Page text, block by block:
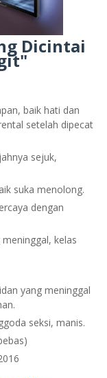
Dicintai
baik hati dan
setelah dipecat
sejuk,
suka menolong.
dengan
kelas
yang meninggal
seksi, manis.